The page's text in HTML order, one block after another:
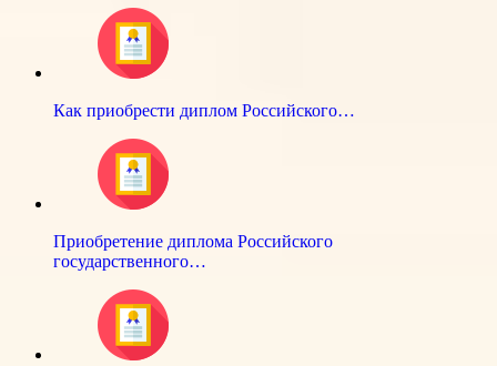
Как приобрести диплом Российского…
Приобретение диплома Российского
государственного…